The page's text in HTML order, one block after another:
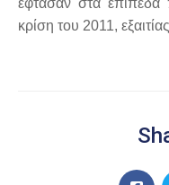
έφτασαν στα
κρίση του 2011,